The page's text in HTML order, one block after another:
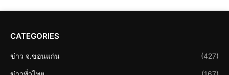
CATEGORIES
ข่าว จ.ขอนแก่น (427)